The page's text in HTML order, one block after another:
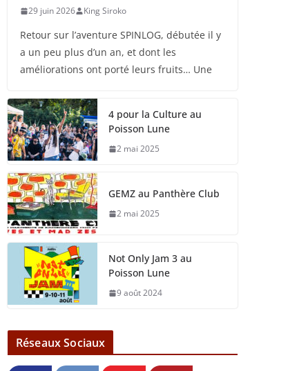
29 juin 2026 King Siroko
Retour sur l’aventure SPINLOG, débutée il y
a un peu plus d’un an, et dont les
améliorations ont porté leurs fruits… Une
4 pour la Culture au
Poisson Lune
2 mai 2025
GEMZ au Panthère Club
2 mai 2025
Not Only Jam 3 au
Poisson Lune
9 août 2024
Réseaux Sociaux